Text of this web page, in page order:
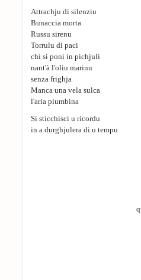
Attrachju di silenziu
Bunaccia morta
Russu sirenu
Torrulu di paci
chì si poni in pichjuli
nant'à l'oliu marinu
senza frighja
Manca una vela sulca
l'aria piumbina
Si sticchisci u ricordu
in a durghjulera di u tempu